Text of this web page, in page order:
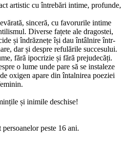
artistic cu întrebări intime, profunde,
sinceră, cu favorurile intime
Diverse fațete ale dragostei,
și îndrăznețe își dau întâlnire într-
dar și despre refulările succesului.
fără ipocrizie și fără prejudecăți.
o lume unde pare să se instaleze
oxigen apare din întalnirea poeziei
și inimile deschise!
peste 16 ani.